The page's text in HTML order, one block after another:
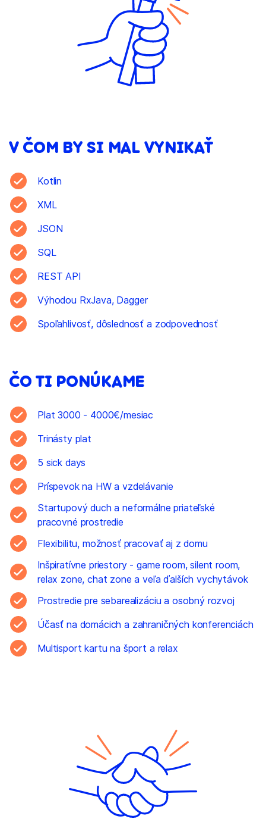
V ČOM BY SI MAL VYNIKAŤ
Kotlin
XML
JSON
SQL
REST API
Výhodou RxJava, Dagger
Spoľahlivosť, dôslednosť a zodpovednosť
ČO TI PONÚKAME
Plat 3000 - 4000€/mesiac
Trinásty plat
5 sick days
Príspevok na HW a vzdelávanie
Startupový duch a neformálne priateľské
pracovné prostredie
Flexibilitu, možnosť pracovať aj z domu
Inšpiratívne priestory - game room, silent room,
relax zone, chat zone a veľa ďalších vychytávok
Prostredie pre sebarealizáciu a osobný rozvoj
Účasť na domácich a zahraničných konferenciách
Multisport kartu na šport a relax